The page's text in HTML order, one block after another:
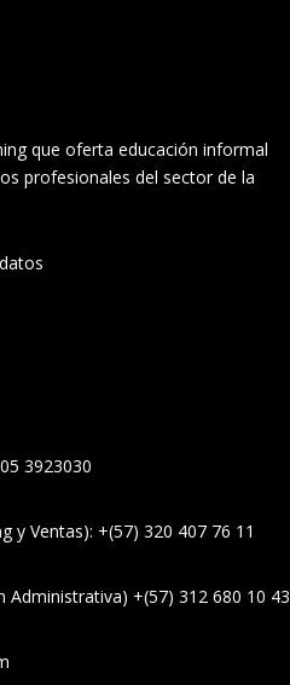
que oferta educación informal
profesionales del sector de la
3923030
y Ventas): +(57) 320 407 76 11
Administrativa) +(57) 312 680 10 43